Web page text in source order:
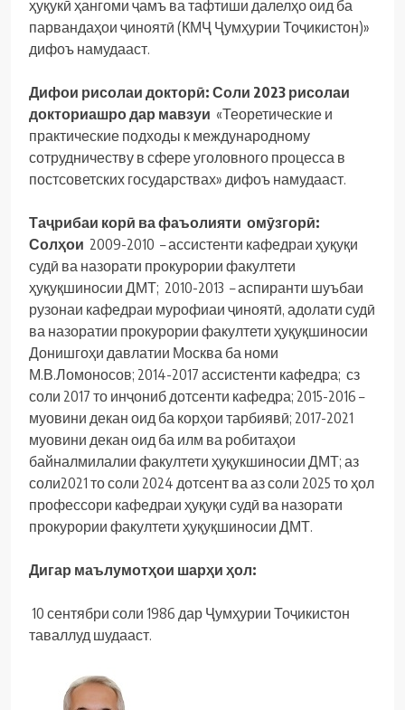
ҳуқукӣ ҳангоми ҷамъ ва тафтиши далелҳо оид ба
парвандаҳои ҷиноятӣ (КМҶ Ҷумҳурии Тоҷикистон)»
дифоъ намудааст.
Дифои рисолаи докторӣ: Соли 2023 рисолаи
докториашро дар мавзуи «Теоретические и
практические подходы к международному
сотрудничеству в сфере уголовного процесса в
постсоветских государствах» дифоъ намудааст.
Таҷрибаи корӣ ва фаъолияти омӯзгорӣ:
Солҳои 2009-2010 – ассистенти кафедраи ҳуқуқи
судӣ ва назорати прокурории факултети
ҳуқуқшиносии ДМТ; 2010-2013 – аспиранти шуъбаи
рузонаи кафедраи мурофиаи ҷиноятӣ, адолати судӣ
ва назоратии прокурории факултети ҳуқуқшиносии
Донишгоҳи давлатии Москва ба номи
М.В.Ломоносов; 2014-2017 ассистенти кафедра; сз
соли 2017 то инҷониб дотсенти кафедра; 2015-2016 –
муовини декан оид ба корҳои тарбиявӣ; 2017-2021
муовини декан оид ба илм ва робитаҳои
байналмилалии факултети ҳуқукшиносии ДМТ; аз
соли2021 то соли 2024 дотсент ва аз соли 2025 то ҳол
профессори кафедраи ҳуқуқи судӣ ва назорати
прокурории факултети ҳуқуқшиносии ДМТ.
Дигар маълумотҳои шарҳи ҳол:
10 сентябри соли 1986 дар Ҷумҳурии Тоҷикистон
таваллуд шудааст.